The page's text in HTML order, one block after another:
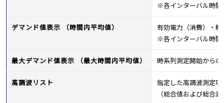
※各インターバル時
デマンド値表示 （時間内平均値）
有効電力（消費）・
※各インターバル時間
最大デマンド値表示 （最大時間内平均値） 時系列測定開始から
高調波リスト
指定した高調波測定
（総合値および総合